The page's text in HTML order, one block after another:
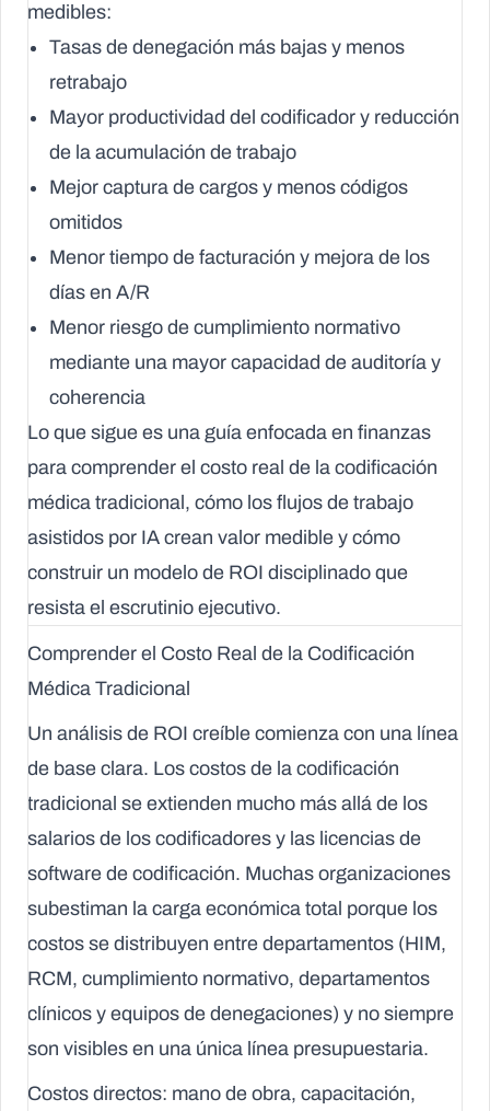
medibles:
Tasas de denegación más bajas y menos
retrabajo
Mayor productividad del codificador y reducción
de la acumulación de trabajo
Mejor captura de cargos y menos códigos
omitidos
Menor tiempo de facturación y mejora de los
días en A/R
Menor riesgo de cumplimiento normativo
mediante una mayor capacidad de auditoría y
coherencia
Lo que sigue es una guía enfocada en finanzas
para comprender el costo real de la codificación
médica tradicional, cómo los flujos de trabajo
asistidos por IA crean valor medible y cómo
construir un modelo de ROI disciplinado que
resista el escrutinio ejecutivo.
Comprender el Costo Real de la Codificación
Médica Tradicional
Un análisis de ROI creíble comienza con una línea
de base clara. Los costos de la codificación
tradicional se extienden mucho más allá de los
salarios de los codificadores y las licencias de
software de codificación. Muchas organizaciones
subestiman la carga económica total porque los
costos se distribuyen entre departamentos (HIM,
RCM, cumplimiento normativo, departamentos
clínicos y equipos de denegaciones) y no siempre
son visibles en una única línea presupuestaria.
Costos directos: mano de obra, capacitación,